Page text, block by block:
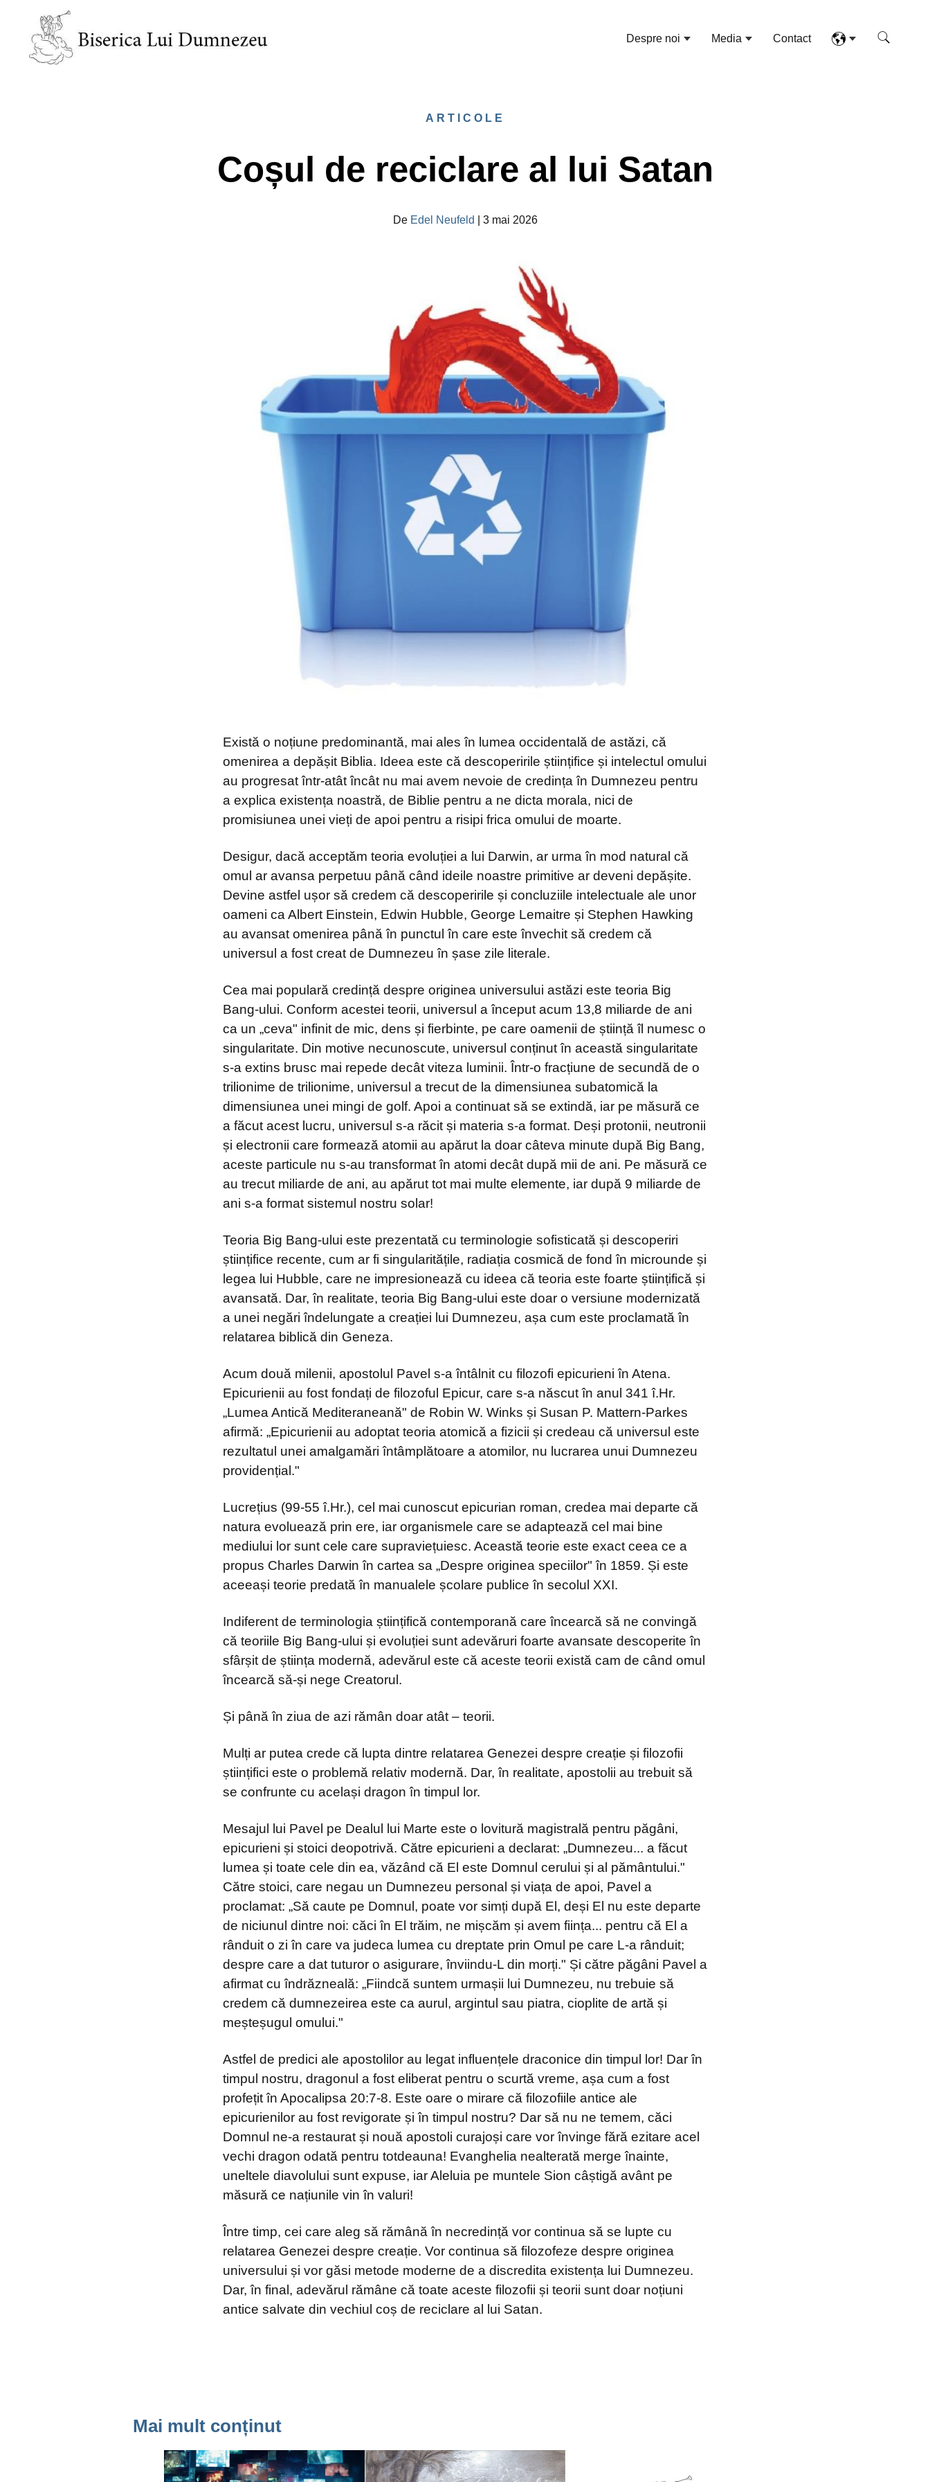
Despre noi Media Contact
ARTICOLE
Coșul de reciclare al lui Satan
De Edel Neufeld 3 mai 2026
Există o noțiune predominantă, mai ales în lumea occidentală de astăzi, că
omenirea a depășit Biblia. Ideea este că descoperirile științifice și intelectul omului
au progresat într-atât încât nu mai avem nevoie de credința în Dumnezeu pentru
a explica existența noastră, de Biblie pentru a ne dicta morala, nici de
promisiunea unei vieți de apoi pentru a risipi frica omului de moarte.
Desigur, dacă acceptăm teoria evoluției a lui Darwin, ar urma în mod natural că
omul ar avansa perpetuu până când ideile noastre primitive ar deveni depășite.
Devine astfel ușor să credem că descoperirile și concluziile intelectuale ale unor
oameni ca Albert Einstein, Edwin Hubble, George Lemaitre și Stephen Hawking
au avansat omenirea până în punctul în care este învechit să credem că
universul a fost creat de Dumnezeu în șase zile literale.
Cea mai populară credință despre originea universului astăzi este teoria Big
Bang-ului. Conform acestei teorii, universul a început acum 13,8 miliarde de ani
ca un „ceva" infinit de mic, dens și fierbinte, pe care oamenii de știință îl numesc o
singularitate. Din motive necunoscute, universul conținut în această singularitate
s-a extins brusc mai repede decât viteza luminii. Într-o fracțiune de secundă de o
trilionime de trilionime, universul a trecut de la dimensiunea subatomică la
dimensiunea unei mingi de golf. Apoi a continuat să se extindă, iar pe măsură ce
a făcut acest lucru, universul s-a răcit și materia s-a format. Deși protonii, neutronii
și electronii care formează atomii au apărut la doar câteva minute după Big Bang,
aceste particule nu s-au transformat în atomi decât după mii de ani. Pe măsură ce
au trecut miliarde de ani, au apărut tot mai multe elemente, iar după 9 miliarde de
ani s-a format sistemul nostru solar!
Teoria Big Bang-ului este prezentată cu terminologie sofisticată și descoperiri
științifice recente, cum ar fi singularitățile, radiația cosmică de fond în microunde și
legea lui Hubble, care ne impresionează cu ideea că teoria este foarte științifică și
avansată. Dar, în realitate, teoria Big Bang-ului este doar o versiune modernizată
a unei negări îndelungate a creației lui Dumnezeu, așa cum este proclamată în
relatarea biblică din Geneza.
Acum două milenii, apostolul Pavel s-a întâlnit cu filozofi epicurieni în Atena.
Epicurienii au fost fondați de filozoful Epicur, care s-a născut în anul 341 î.Hr.
„Lumea Antică Mediteraneană" de Robin W. Winks și Susan P. Mattern-Parkes
afirmă: „Epicurienii au adoptat teoria atomică a fizicii și credeau că universul este
rezultatul unei amalgamări întâmplătoare a atomilor, nu lucrarea unui Dumnezeu
providențial."
Lucrețius (99-55 î.Hr.), cel mai cunoscut epicurian roman, credea mai departe că
natura evoluează prin ere, iar organismele care se adaptează cel mai bine
mediului lor sunt cele care supraviețuiesc. Această teorie este exact ceea ce a
propus Charles Darwin în cartea sa „Despre originea speciilor" în 1859. Și este
aceeași teorie predată în manualele școlare publice în secolul XXI.
Indiferent de terminologia științifică contemporană care încearcă să ne convingă
că teoriile Big Bang-ului și evoluției sunt adevăruri foarte avansate descoperite în
sfârșit de știința modernă, adevărul este că aceste teorii există cam de când omul
încearcă să-și nege Creatorul.
Și până în ziua de azi rămân doar atât – teorii.
Mulți ar putea crede că lupta dintre relatarea Genezei despre creație și filozofii
științifici este o problemă relativ modernă. Dar, în realitate, apostolii au trebuit să
se confrunte cu același dragon în timpul lor.
Mesajul lui Pavel pe Dealul lui Marte este o lovitură magistrală pentru păgâni,
epicurieni și stoici deopotrivă. Către epicurieni a declarat: „Dumnezeu... a făcut
lumea și toate cele din ea, văzând că El este Domnul cerului și al pământului."
Către stoici, care negau un Dumnezeu personal și viața de apoi, Pavel a
proclamat: „Să caute pe Domnul, poate vor simți după El, deși El nu este departe
de niciunul dintre noi: căci în El trăim, ne mișcăm și avem ființa... pentru că El a
rânduit o zi în care va judeca lumea cu dreptate prin Omul pe care L-a rânduit;
despre care a dat tuturor o asigurare, înviindu-L din morți." Și către păgâni Pavel a
afirmat cu îndrăzneală: „Fiindcă suntem urmașii lui Dumnezeu, nu trebuie să
credem că dumnezeirea este ca aurul, argintul sau piatra, cioplite de artă și
meșteșugul omului."
Astfel de predici ale apostolilor au legat influențele draconice din timpul lor! Dar în
timpul nostru, dragonul a fost eliberat pentru o scurtă vreme, așa cum a fost
profețit în Apocalipsa 20:7-8. Este oare o mirare că filozofiile antice ale
epicurienilor au fost revigorate și în timpul nostru? Dar să nu ne temem, căci
Domnul ne-a restaurat și nouă apostoli curajoși care vor învinge fără ezitare acel
vechi dragon odată pentru totdeauna! Evanghelia nealterată merge înainte,
uneltele diavolului sunt expuse, iar Aleluia pe muntele Sion câștigă avânt pe
măsură ce națiunile vin în valuri!
Între timp, cei care aleg să rămână în necredință vor continua să se lupte cu
relatarea Genezei despre creație. Vor continua să filozofeze despre originea
universului și vor găsi metode moderne de a discredita existența lui Dumnezeu.
Dar, în final, adevărul rămâne că toate aceste filozofii și teorii sunt doar noțiuni
antice salvate din vechiul coș de reciclare al lui Satan.
Mai mult conținut